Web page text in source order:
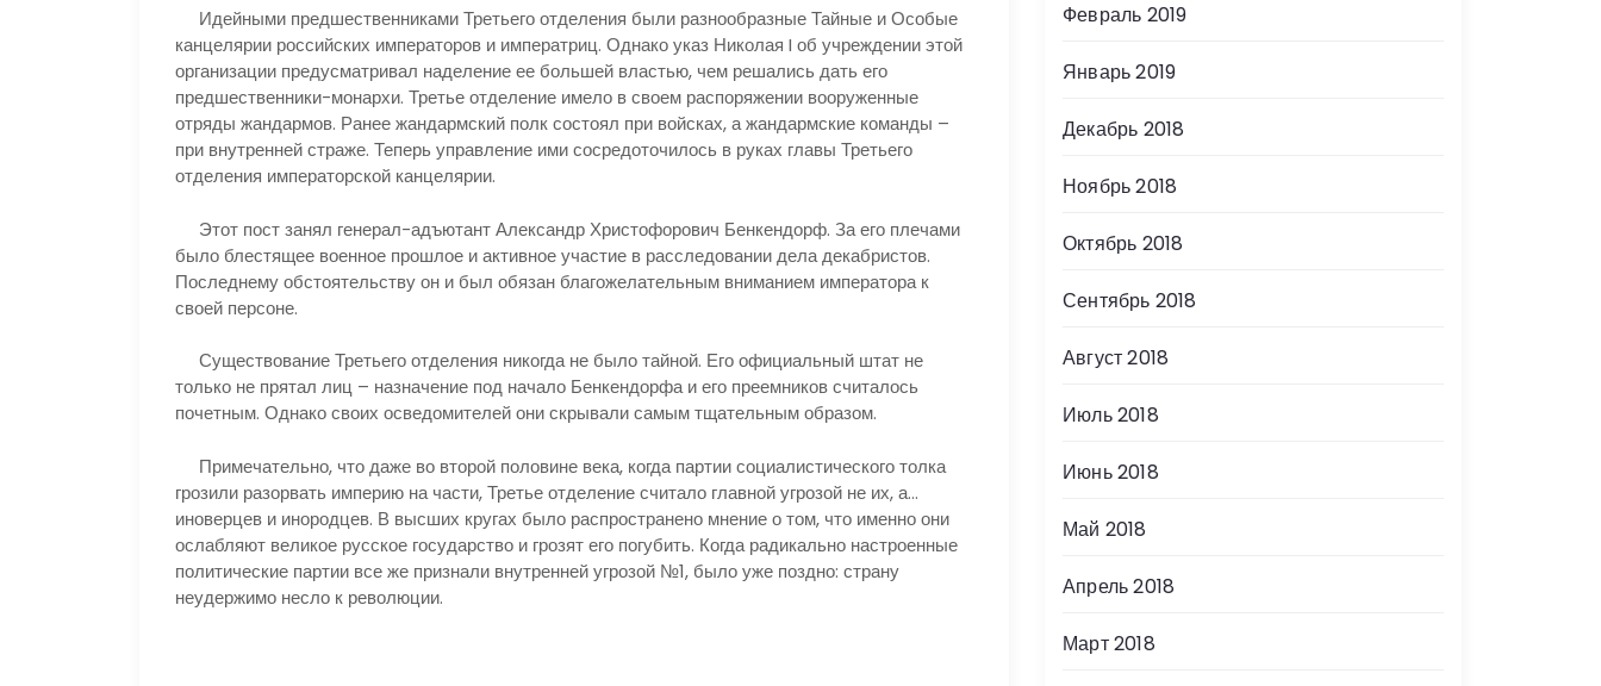
Идейными предшественниками Третьего отделения были разнообразные Тайные и Особые
канцелярии российских императоров и императриц. Однако указ Николая I об учреждении этой
организации предусматривал наделение ее большей властью, чем решались дать его
предшественники-монархи. Третье отделение имело в своем распоряжении вооруженные
отряды жандармов. Ранее жандармский полк состоял при войсках, а жандармские команды –
при внутренней страже. Теперь управление ими сосредоточилось в руках главы Третьего
отделения императорской канцелярии.
Этот пост занял генерал-адъютант Александр Христофорович Бенкендорф. За его плечами
было блестящее военное прошлое и активное участие в расследовании дела декабристов.
Последнему обстоятельству он и был обязан благожелательным вниманием императора к
своей персоне.
Существование Третьего отделения никогда не было тайной. Его официальный штат не
только не прятал лиц – назначение под начало Бенкендорфа и его преемников считалось
почетным. Однако своих осведомителей они скрывали самым тщательным образом.
Примечательно, что даже во второй половине века, когда партии социалистического толка
грозили разорвать империю на части, Третье отделение считало главной угрозой не их, а…
иноверцев и инородцев. В высших кругах было распространено мнение о том, что именно они
ослабляют великое русское государство и грозят его погубить. Когда радикально настроенные
политические партии все же признали внутренней угрозой №1, было уже поздно: страну
неудержимо несло к революции.
Февраль 2019
Январь 2019
Декабрь 2018
Ноябрь 2018
Октябрь 2018
Сентябрь 2018
Август 2018
Июль 2018
Июнь 2018
Май 2018
Апрель 2018
Март 2018